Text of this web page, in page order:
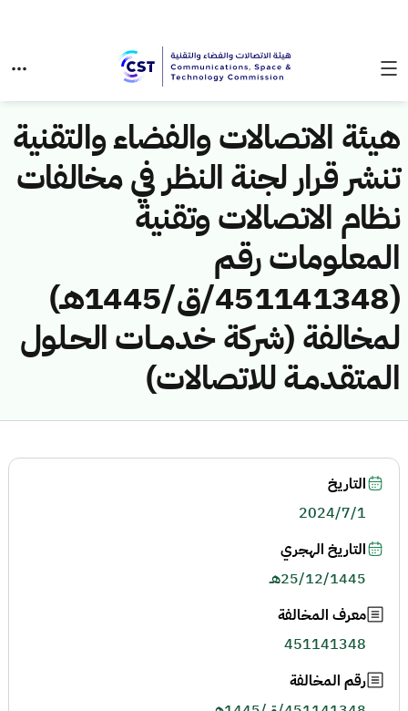
هيئة الاتصالات والفضاء والتقنية
تنشر قرار لجنة النظر في مخالفات
نظام الاتصالات وتقنية
المعلومات رقم
(451141348/ق/1445هـ)
لمخالفة (شركة خدمــات الحـلول
المتقدمـة للاتصالات)
التاريخ
2024/7/1
التاريخ الهجري
25/12/1445هـ
معرف المخالفة
451141348
رقم المخالفة